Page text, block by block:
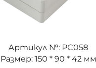
Артикул №: PC058
Размер: 150 * 90 * 42 мм